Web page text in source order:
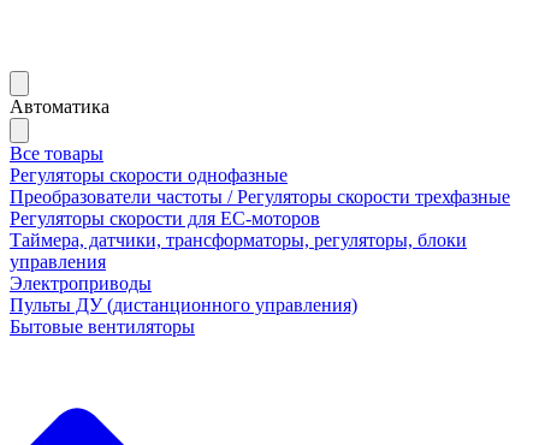
Автоматика
Все товары
Регуляторы скорости однофазные
Преобразователи частоты / Регуляторы скорости трехфазные
Регуляторы скорости для ЕС-моторов
Таймера, датчики, трансформаторы, регуляторы, блоки
управления
Электроприводы
Пульты ДУ (дистанционного управления)
Бытовые вентиляторы